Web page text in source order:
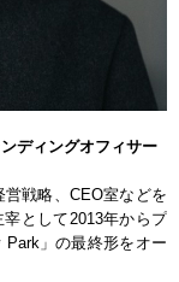
ディングオフィサー
戦略、CEO室などを
として2013年からプ
Park」の最終形をオー